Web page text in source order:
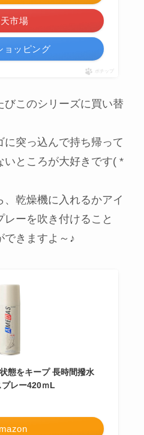
市場
ョッピング
ポチップ
びこのシリーズに買い替
突っ込んで持ち帰って
いところが大好きです( *
、乾燥機に入れるかアイ
ーを吹き付けること
できますよ～♪
態をキープ 長時間撥水
レー420ｍL